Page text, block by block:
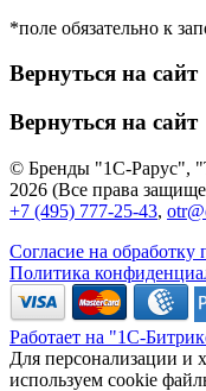
*поле обязательно к
Вернуться на сайт
Вернуться на сайт
© Бренды "1С-Рарус",
2026 (Все права
+7 (495) 777-25-43,
Согласие на
Политика
Работает на "1С-
Для персонализации и
используем cookie